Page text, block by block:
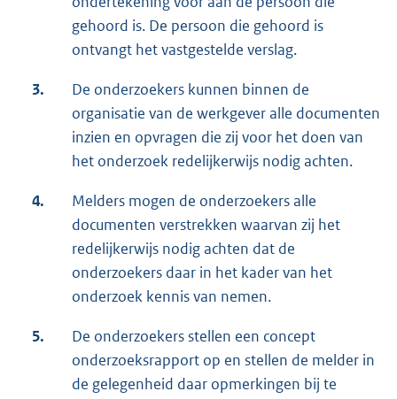
gehoord is. De persoon die gehoord is
ontvangt het vastgestelde verslag.
3.
De onderzoekers kunnen binnen de
organisatie van de werkgever alle documenten
inzien en opvragen die zij voor het doen van
het onderzoek redelijkerwijs nodig achten.
4.
Melders mogen de onderzoekers alle
documenten verstrekken waarvan zij het
redelijkerwijs nodig achten dat de
onderzoekers daar in het kader van het
onderzoek kennis van nemen.
5.
De onderzoekers stellen een concept
onderzoeksrapport op en stellen de melder in
de gelegenheid daar opmerkingen bij te